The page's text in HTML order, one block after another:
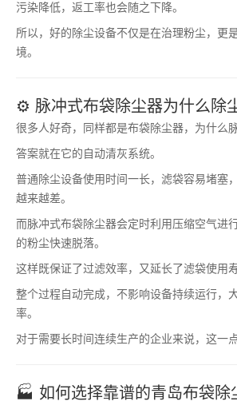
污染降低，返工率也会随之下降。
所以，好的除尘设备不仅是在治理粉尘，更
境。
⚙️ 脉冲式布袋除尘器为什么除
很多人好奇，同样都是布袋除尘器，为什么
答案就在它的自动清灰系统。
普通除尘设备使用时间一长，滤袋容易堵塞
越来越差。
而脉冲式布袋除尘器会定时利用压缩空气进
的粉尘快速脱落。
这样既保证了过滤效率，又延长了滤袋使用寿
整个过程自动完成，不影响设备持续运行，
率。
对于需要长时间连续生产的企业来说，这一
🏭 如何选择靠谱的青岛布袋除